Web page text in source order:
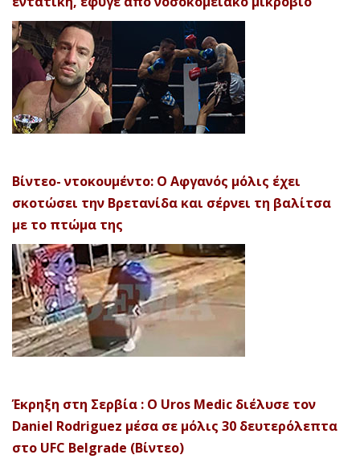
Βίντεο- ντοκουμέντο: Ο Αφγανός μόλις έχει
σκοτώσει την Βρετανίδα και σέρνει τη βαλίτσα
με το πτώμα της
Έκρηξη στη Σερβία : Ο Uros Medic διέλυσε τον
Daniel Rodriguez μέσα σε μόλις 30 δευτερόλεπτα
στο UFC Belgrade (Βίντεο)